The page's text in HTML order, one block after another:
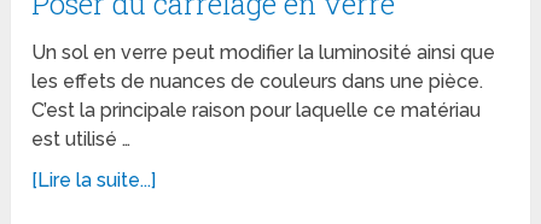
Un sol en verre peut modifier la luminosité ainsi que
les effets de nuances de couleurs dans une pièce.
C’est la principale raison pour laquelle ce matériau
est utilisé …
[Lire la suite...]